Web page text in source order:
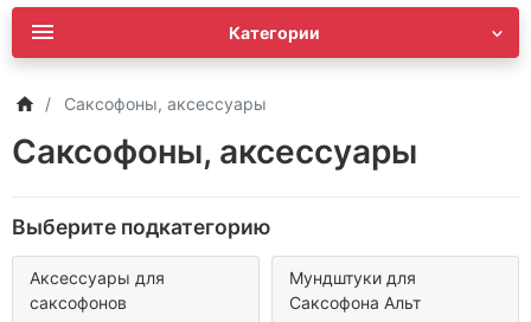
Категории
Саксофоны, аксессуары
Саксофоны, аксессуары
Выберите подкатегорию
Аксессуары для
саксофонов
Мундштуки для
Саксофона Альт